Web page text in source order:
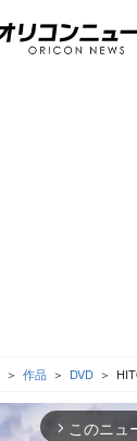
作品 DVD
arrow_forward_ios このニュ